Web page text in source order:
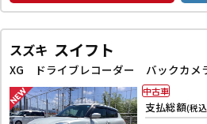
スズキ スイフト
支払総額(税
中古車